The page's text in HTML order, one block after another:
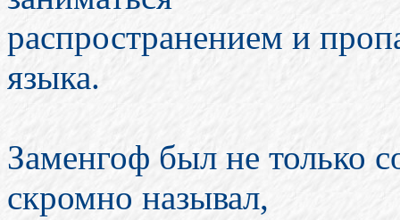
распространением и
языка.
Заменгоф был не только
скромно называл,